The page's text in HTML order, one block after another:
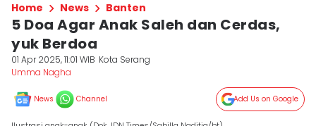
Home News Banten
5 Doa Agar Anak Saleh dan Cerdas,
yuk Berdoa
01 Apr 2025, 11:01 WIB Kota Serang
Umma Nagha
News Channel Add Us on Google